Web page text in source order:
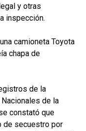
y otras
inspección.
camioneta Toyota
chapa de
de la
de la
constató que
de secuestro por